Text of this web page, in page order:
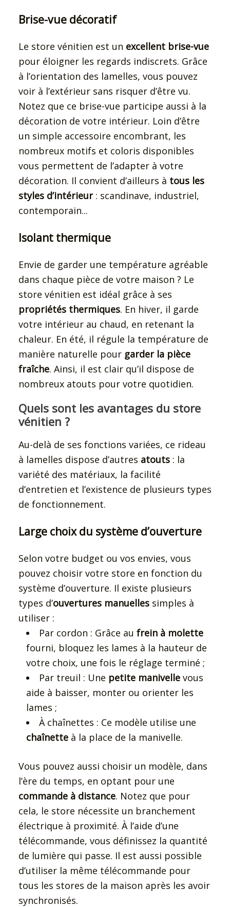
Brise-vue décoratif
Le store vénitien est un excellent brise-vue
pour éloigner les regards indiscrets. Grâce
à l’orientation des lamelles, vous pouvez
voir à l’extérieur sans risquer d’être vu.
Notez que ce brise-vue participe aussi à la
décoration de votre intérieur. Loin d’être
un simple accessoire encombrant, les
nombreux motifs et coloris disponibles
vous permettent de l’adapter à votre
décoration. Il convient d’ailleurs à tous les
styles d’intérieur: scandinave, industriel,
contemporain...
Isolant thermique
Envie de garder une température agréable
dans chaque pièce de votre maison ? Le
store vénitien est idéal grâce à ses
propriétés thermiques. En hiver, il garde
votre intérieur au chaud, en retenant la
chaleur. En été, il régule la température de
manière naturelle pour garder la pièce
fraîche. Ainsi, il est clair qu’il dispose de
nombreux atouts pour votre quotidien.
Quels sont les avantages du store
vénitien ?
Au-delà de ses fonctions variées, ce rideau
à lamelles dispose d’autres atouts : la
variété des matériaux, la facilité
d’entretien et l’existence de plusieurs types
de fonctionnement.
Large choix du système d’ouverture
Selon votre budget ou vos envies, vous
pouvez choisir votre store en fonction du
système d’ouverture. Il existe plusieurs
types d’ouvertures manuelles simples à
utiliser :
Par cordon : Grâce au frein à molette
fourni, bloquez les lames à la hauteur de
votre choix, une fois le réglage terminé ;
Par treuil : Une petite manivelle vous
aide à baisser, monter ou orienter les
lames ;
À chaînettes : Ce modèle utilise une
chaînette à la place de la manivelle.
Vous pouvez aussi choisir un modèle, dans
l’ère du temps, en optant pour une
commande à distance. Notez que pour
cela, le store nécessite un branchement
électrique à proximité. À l’aide d’une
télécommande, vous définissez la quantité
de lumière qui passe. Il est aussi possible
d’utiliser la même télécommande pour
tous les stores de la maison après les avoir
synchronisés.